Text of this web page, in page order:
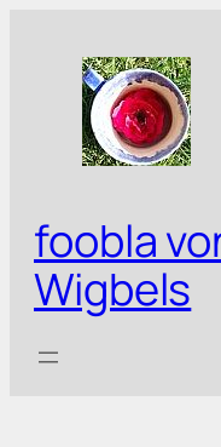
springen
foobla
Wigbels